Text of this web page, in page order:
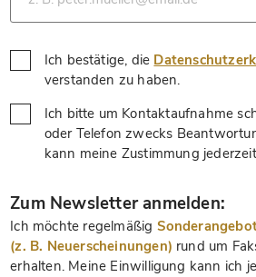
Ich bestätige, die
verstanden zu haben.
Ich bitte um Kontaktaufnahme
oder Telefon zwecks
kann meine Zustimmung
Zum Newsletter anmelden:
Ich möchte regelmäßig
(z. B. Neuerscheinungen) rund um
erhalten. Meine Einwilligung kann ich